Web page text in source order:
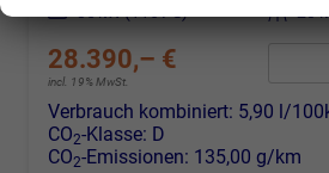
Leistung 85 kW (116 PS) Kilometerstand 20
28.390,– €
incl. 19% MwSt.
Verbrauch kombiniert: 5,90 l/
CO2-Klasse: D
CO2-Emissionen: 135,00 g/km